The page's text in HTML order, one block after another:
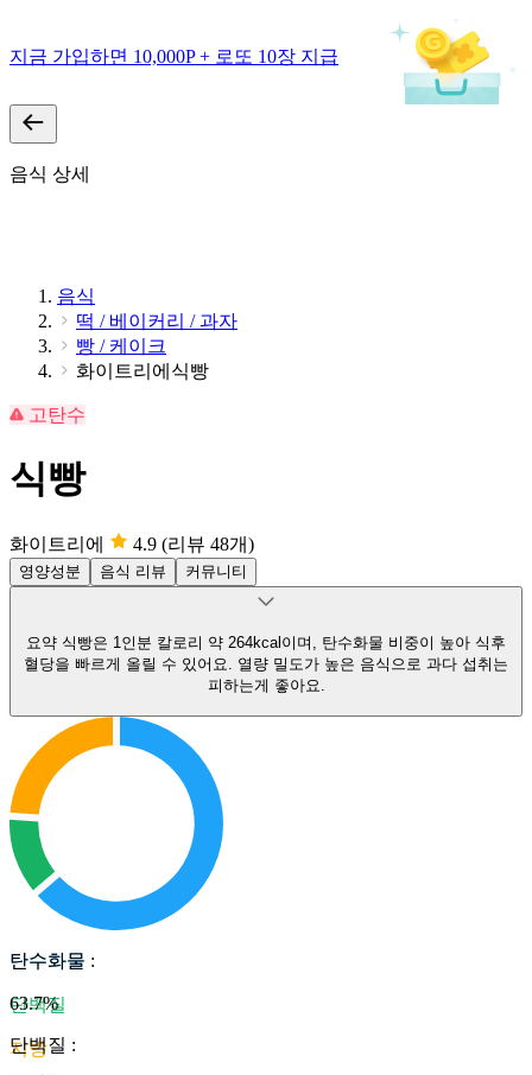
지금 가입하면 10,000P + 로또 10장 지급
음식 상세
음식
떡 / 베이커리 / 과자
빵 / 케이크
화이트리에식빵
고탄수
식빵
화이트리에 4.9 (리뷰 48개)
영양성분 음식 리뷰 커뮤니티
요약 식빵은 1인분 칼로리 약 264kcal이며, 탄수화물 비중이 높아 식후
혈당을 빠르게 올릴 수 있어요. 열량 밀도가 높은 음식으로 과다 섭취는
피하는게 좋아요.
탄수화물
단백질
지방
탄수화물 :
63.7%
단백질 :